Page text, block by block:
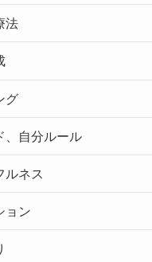
法
グ
、自分ルール
ルネス
ョン